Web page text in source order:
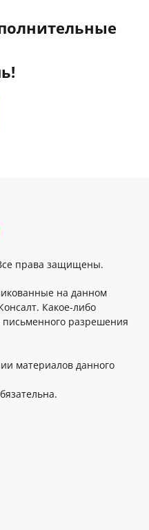
права защищены.
на данном
Какое-либо
письменного разрешения
материалов данного